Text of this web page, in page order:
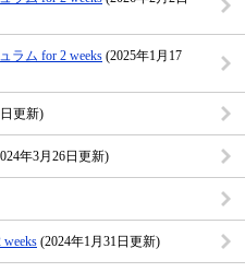
ラム for 2 weeks (2025年1月17
更新)
年3月26日更新)
(2024年1月31日更新)